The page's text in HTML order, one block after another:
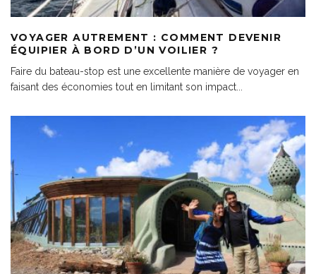
VOYAGER AUTREMENT : COMMENT DEVENIR
ÉQUIPIER À BORD D’UN VOILIER ?
Faire du bateau-stop est une excellente manière de voyager en
faisant des économies tout en limitant son impact...